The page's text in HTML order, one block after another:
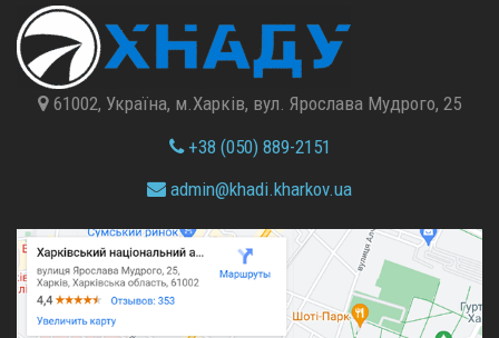
61002, Україна, м.Харків, вул. Ярослава Мудрого, 25
+38 (050) 889-2151
admin@khadi.kharkov.ua